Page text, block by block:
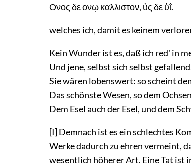
Ονος δε ονῳ καλλιστον, ὑς δε ὑΐ.
welches ich, damit es keinem
Kein Wunder ist es, daß ich red' in
Und jene, selbst sich selbst
Sie wären lobenswert: so scheint
Das schönste Wesen, so dem
Dem Esel auch der Esel, und dem
[I]Demnach ist es ein schlechtes
Werke dadurch zu ehren vermeint,
wesentlich höherer Art. Eine Tat ist